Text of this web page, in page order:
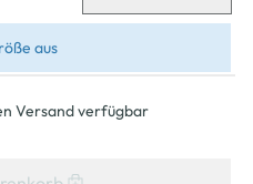
aus
Versand verfügbar